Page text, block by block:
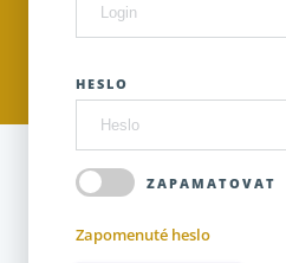
HESLO
ZAPAMATOVAT
Zapomenuté heslo